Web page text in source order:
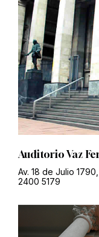
Auditorio Vaz
Av. 18 de Julio
2400 5179